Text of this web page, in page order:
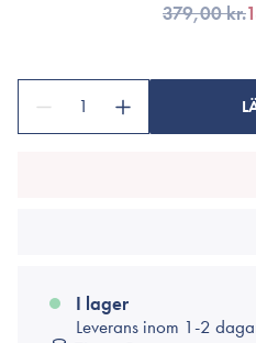
379,00 kr.
1
I lager
Leverans inom 1-2